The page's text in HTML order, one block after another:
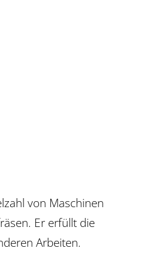
von Maschinen
Er erfüllt die
Arbeiten.